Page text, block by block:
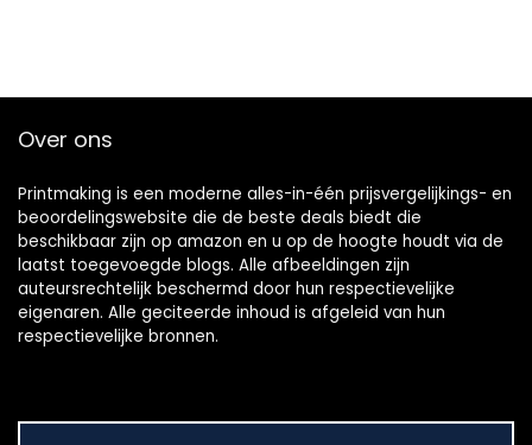
Over ons
Printmaking is een moderne alles-in-één prijsvergelijkings- en
beoordelingswebsite die de beste deals biedt die
beschikbaar zijn op amazon en u op de hoogte houdt via de
laatst toegevoegde blogs. Alle afbeeldingen zijn
auteursrechtelijk beschermd door hun respectievelijke
eigenaren. Alle geciteerde inhoud is afgeleid van hun
respectievelijke bronnen.